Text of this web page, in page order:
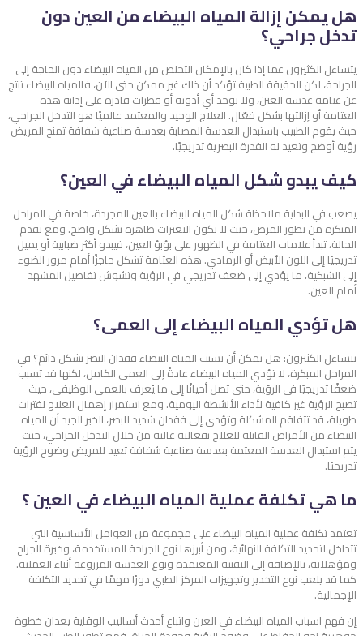
هل يمكن إزالة المياه البيضاء من العين دون
تدخل جراحي؟
يتساءل الكثيرون عما إذا كان بالإمكان التخلص من المياه البيضاء دون الحاجة إلى
الجراحة، لكن الحقيقة الطبية تؤكد أن ذلك غير ممكن حتى الآن، فالمياه البيضاء تنتج
عن عتامة عدسة العين، ولا توجد أي أدوية أو قطرات قادرة على إذابة هذه
العتامة أو إزالتها بشكل فعّال. العلاج الوحيد والمعتمد عالميًا هو التدخل الجراحي،
حيث يقوم الطبيب باستبدال العدسة المصابة بعدسة صناعية شفافة تمنح المريض
رؤية أوضح وتعيد له القدرة البصرية تدريجيًا.
كيف يبدو شكل المياه البيضاء في العين؟
يصعب في البداية ملاحظة شكل المياه البيضاء بالعين المجردة، خاصة في المراحل
المبكرة من تطور المرض، حيث لا تكون التغيرات ظاهرة بشكل واضح. ومع تقدم
الحالة، تبدأ علامات العتامة في الظهور على بؤبؤ العين، فيبدو أكثر ضبابية أو يميل
تدريجيًا إلى اللون الأبيض أو الرمادي. هذه العتامة تشكل حاجزًا أمام مرور الضوء
إلى الشبكية، ما يؤدي إلى ضعف تدريجي في الرؤية وتشوش تفاصيل المشهد
أمام العين.
هل تؤدي المياه البيضاء إلى العمى؟
يتساءل الكثيرون: هل يمكن أن تسبب المياه البيضاء فقدان البصر بشكل دائم؟ في
المراحل المبكرة، لا تؤدي المياه البيضاء عادةً إلى العمى الكامل، لكنها قد تسبب
ضعفًا تدريجيًا في الرؤية، حتى تصل أحيانًا إلى ما يُعرف بالعمى الوظيفي، حيث
تصبح الرؤية غير كافية لأداء الأنشطة اليومية. ومع استمرار إهمال العلاج لفترات
طويلة، قد تتفاقم المشكلة وتؤدي إلى فقدان شديد للبصر، الخبر الجيد أن المياه
البيضاء من الأمراض القابلة للعلاج بفعالية عالية من خلال التدخل الجراحي، حيث
يتم استبدال العدسة المعتمة بعدسة صناعية شفافة تعيد للمريض وضوح الرؤية
تدريجيًا.
ما هي تكلفة عملية المياه البيضاء في العين ؟
تعتمد تكلفة عملية المياه البيضاء على مجموعة من العوامل الأساسية التي
تتداخل لتحديد التكلفة النهائية، ومن أبرزها نوع الجراحة المستخدمة، وخبرة الجراح
ومؤهلاته، بالإضافة إلى التقنية المعتمدة ونوع العدسة المزروعة أثناء العملية.
كما قد يلعب نوع التخدير وتجهيزات المركز الطبي دورًا مهمًا في تحديد التكلفة
الإجمالية.
إن فهم اسباب المياه البيضاء في العين واتباع أحدث أساليب الوقاية يعدان خطوة